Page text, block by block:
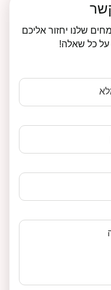
שלנו יחזור אליכם
כל שאלה!